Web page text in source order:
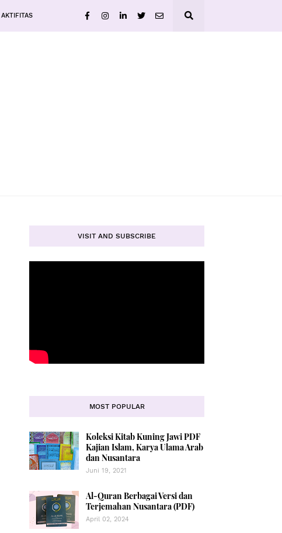
AKTIFITAS
VISIT AND SUBSCRIBE
MOST POPULAR
Koleksi Kitab Kuning Jawi PDF
Kajian Islam, Karya Ulama Arab
dan Nusantara
Juni 19, 2021
Al-Quran Berbagai Versi dan
Terjemahan Nusantara (PDF)
April 02, 2024